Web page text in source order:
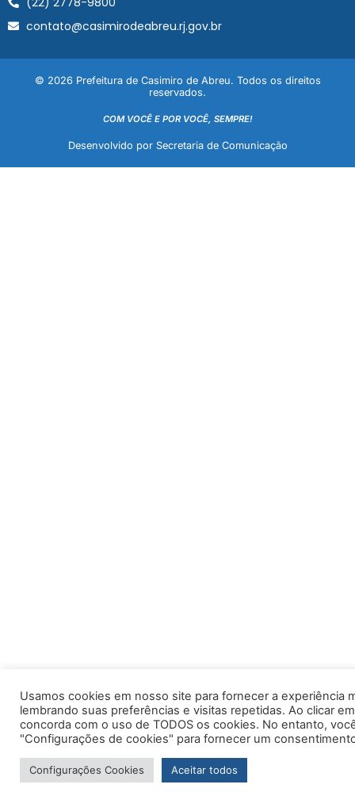
contato@casimirodeabreu.rj.gov.br
© 2026 Prefeitura de Casimiro de Abreu. Todos os direitos
reservados.
COM VOCÊ E POR VOCÊ, SEMPRE!
Desenvolvido por Secretaria de Comunicação
Usamos cookies em nosso site para fornecer a experiência
lembrando suas preferências e visitas repetidas. Ao clicar
concorda com o uso de TODOS os cookies. No entanto,
"Configurações de cookies" para fornecer um
Configurações Cookies Aceitar todos